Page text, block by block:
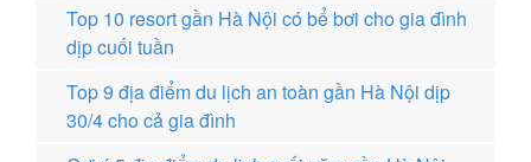
Top 10 resort gần Hà Nội có bể bơi cho gia đình
dịp cuối tuần
Top 9 địa điểm du lịch an toàn gần Hà Nội dịp
30/4 cho cả gia đình